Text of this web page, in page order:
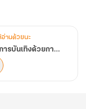
อ่านด้วยนะ
[จบ] ตัวประกอบหญิงสุดแสบพลิกวงการบันเทิงด้วยการไลฟ์สดทำนายชะตา